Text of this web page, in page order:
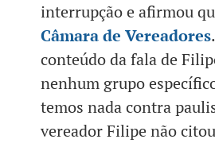
interrupção e afirmou
Câmara de Vereadores
conteúdo da fala de
nenhum grupo
temos nada contra
vereador Filipe não